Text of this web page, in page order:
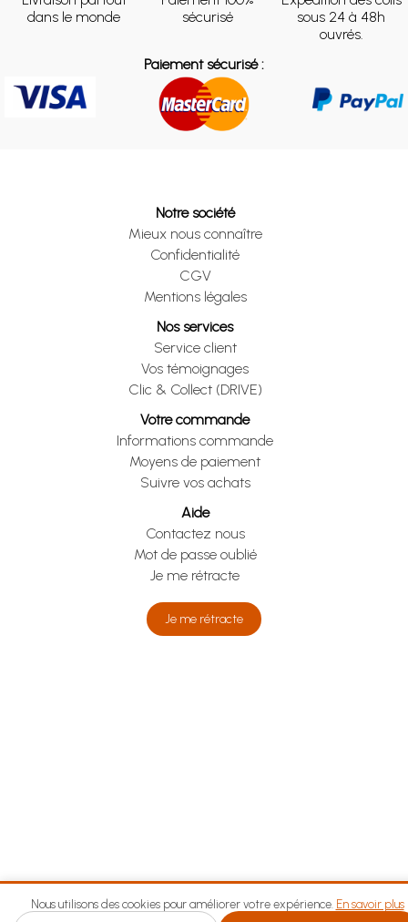
dans le monde
sécurisé
sous 24 à 48h
ouvrés.
Paiement sécurisé :
Notre société
Mieux nous connaître
Confidentialité
CGV
Mentions légales
Nos services
Service client
Vos témoignages
Clic & Collect (DRIVE)
Votre commande
Informations commande
Moyens de paiement
Suivre vos achats
Aide
Contactez nous
Mot de passe oublié
Je me rétracte
Je me rétracte
Nous utilisons des cookies pour améliorer votre expérience. En savoir plus